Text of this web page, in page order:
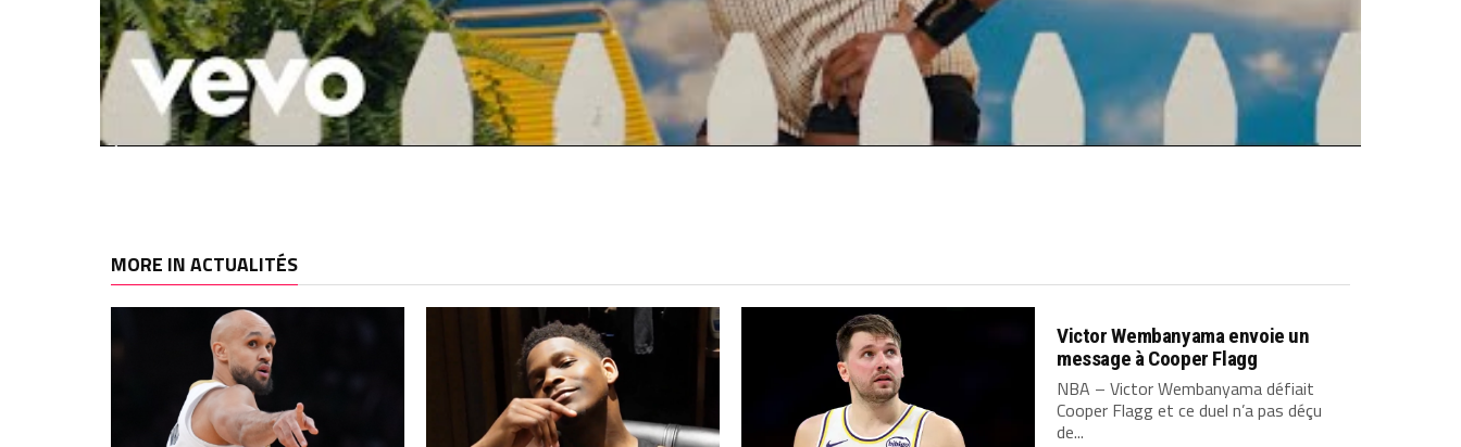
MORE IN ACTUALITÉS
Victor Wembanyama envoie un
message à Cooper Flagg
NBA – Victor Wembanyama défiait
Cooper Flagg et ce duel n’a pas déçu
de...